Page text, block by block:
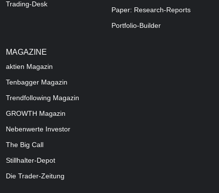
Trading-Desk
Paper: Research-Reports
Portfolio-Builder
MAGAZINE
aktien Magazin
Tenbagger Magazin
Trendfollowing Magazin
GROWTH Magazin
Nebenwerte Investor
The Big Call
Stillhalter-Depot
Die Trader-Zeitung